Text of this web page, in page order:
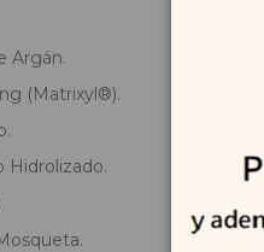
Argán.
(Matrixyl®).
Hidrolizado.